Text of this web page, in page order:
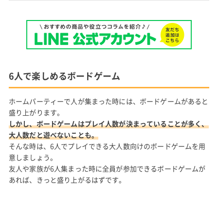
6人で楽しめるボードゲーム
ホームパーティーで人が集まった時には、ボードゲームがあると
盛り上がります。
しかし、ボードゲームはプレイ人数が決まっていることが多く、
大人数だと遊べないことも。
そんな時は、6人でプレイできる大人数向けのボードゲームを用
意しましょう。
友人や家族が6人集まった時に全員が参加できるボードゲームが
あれば、きっと盛り上がるはずです。